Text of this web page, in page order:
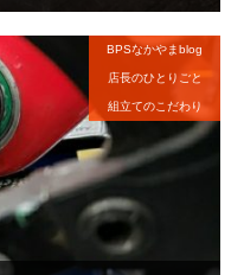
BPSなかやまblog
店長のひとりごと
組立てのこだわり